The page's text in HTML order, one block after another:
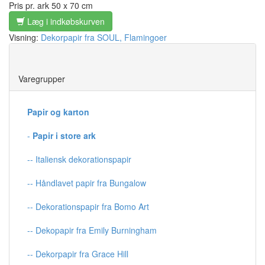
Pris pr. ark 50 x 70 cm
Læg i indkøbskurven
Visning: Dekorpapir fra SOUL, Flamingoer
Varegrupper
Papir og karton
- Papir i store ark
-- Italiensk dekorationspapir
-- Håndlavet papir fra Bungalow
-- Dekorationspapir fra Bomo Art
-- Dekopapir fra Emily Burningham
-- Dekorpapir fra Grace Hill